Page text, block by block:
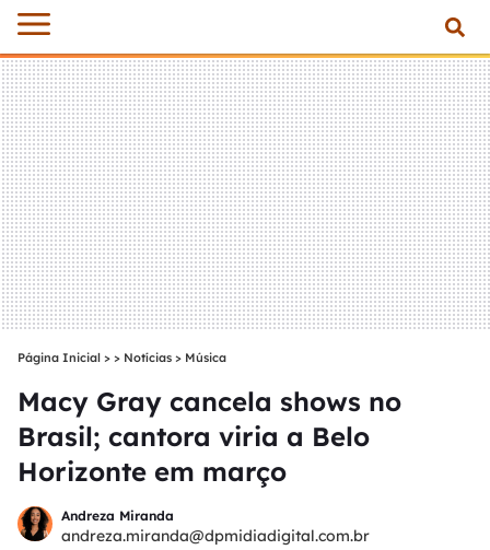
Página Inicial > Notícias > Música
Macy Gray cancela shows no
Brasil; cantora viria a Belo
Horizonte em março
Andreza Miranda
andreza.miranda@dpmidiadigital.com.br